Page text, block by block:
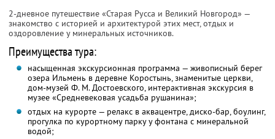
2-дневное путешествие «Старая Русса и Великий Новгород» —
знакомство с историей и архитектурой этих мест, отдых и
оздоровление у минеральных источников.
Преимущества тура:
насыщенная экскурсионная программа — живописный берег
озера Ильмень в деревне Коростынь, знаменитые церкви,
дом-музей Ф. М. Достоевского, интерактивная экскурсия в
музее «Средневековая усадьба рушанина»;
отдых на курорте — релакс в аквацентре, диско-бар, боулинг,
прогулка по курортному парку у фонтана с минеральной
водой;